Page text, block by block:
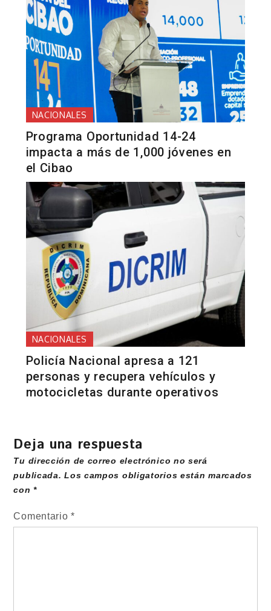
NACIONALES
Programa Oportunidad 14-24
impacta a más de 1,000 jóvenes en
el Cibao
NACIONALES
Policía Nacional apresa a 121
personas y recupera vehículos y
motocicletas durante operativos
Deja una respuesta
Tu dirección de correo electrónico no será
publicada. Los campos obligatorios están marcados
con*
Comentario*